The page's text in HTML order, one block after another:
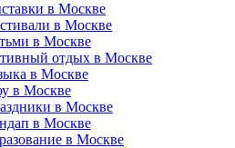
в Москве
в Москве
в Москве
отдых в Москве
в Москве
в Москве
в Москве
в Москве
в Москве